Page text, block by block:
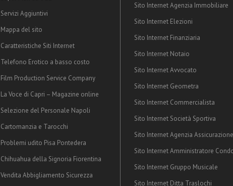
Servizi Aggiuntivi
Mappa del sito
Caratteristiche Siti Internet
Telefono Erotico a basso costo
Film Production Service Company
La Voce di Capri – Magazine online
Selezione del Personale Napoli
Cartomanzia e Tarocchi
Problemi udito Pisa Pontedera
Chihuahua della Signoria Fiorentina
Vendita Abbigliamento Sicurezza
Sito Internet Agenzia Immobiliare
Sito Internet Elezioni
Sito Internet Finanziaria
Sito Internet Notaio
Sito Internet Avvocato
Sito Internet Geometra
Sito Internet Commercialista
Sito Internet Società Sportiva
Sito Internet Agenzia Assicurazione
Sito Internet Amministratore
Sito Internet Gruppo Musicale
Sito Internet Ditta Traslochi